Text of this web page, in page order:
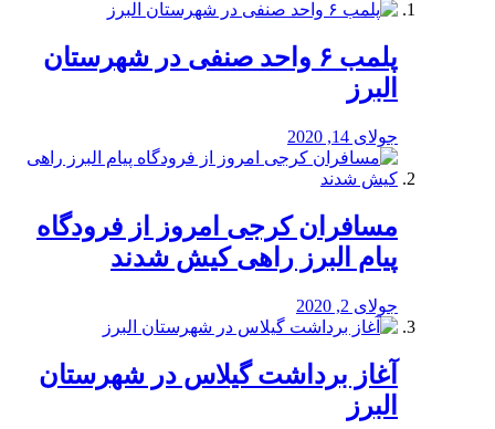
پلمب ۶ واحد صنفی در شهرستان
البرز
جولای 14, 2020
مسافران کرجی امروز از فرودگاه
پیام البرز راهی کیش شدند
جولای 2, 2020
آغاز برداشت گیلاس در شهرستان
البرز